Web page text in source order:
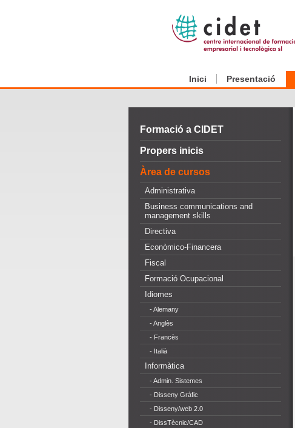
Inici Presentació
Formació a CIDET
Propers inicis
Àrea de cursos
Administrativa
Business communications and
management skills
Directiva
Econòmico-Financera
Fiscal
Formació Ocupacional
Idiomes
- Alemany
- Anglès
- Francès
- Italià
Informàtica
- Admin. Sistemes
- Disseny Gràfic
- Disseny/web 2.0
- DissTècnic/CAD